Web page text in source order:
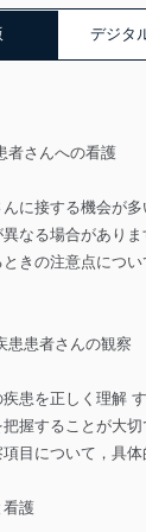
デジタ
者さんへの看護
に接する機会が
なる場合があり
きの注意点につい
患患者さんの観察
患を正しく理解
握することが大
目について，具体
護